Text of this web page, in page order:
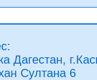
Дагестан,
Султана 6